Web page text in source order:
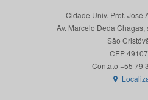
Cidade Univ. Prof. José
Av. Marcelo Deda Chagas,
São
CEP